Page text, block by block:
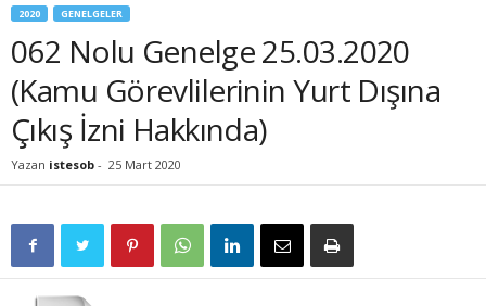
2020 GENELGELER
062 Nolu Genelge 25.03.2020
(Kamu Görevlilerinin Yurt Dışına
Çıkış İzni Hakkında)
Yazan istesob - 25 Mart 2020